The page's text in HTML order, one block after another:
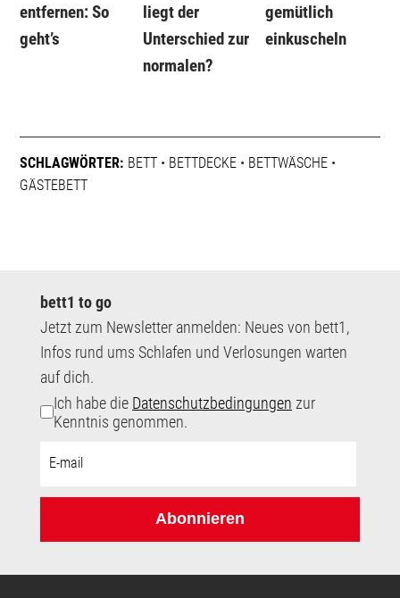
entfernen: So
geht’s
liegt der
Unterschied zur
normalen?
gemütlich
einkuscheln
SCHLAGWÖRTER: BETT • BETTDECKE • BETTWÄSCHE •
GÄSTEBETT
bett1 to go
Jetzt zum Newsletter anmelden: Neues von bett1,
Infos rund ums Schlafen und Verlosungen warten
auf dich.
Ich habe die Datenschutzbedingungen zur
Kenntnis genommen.
Mail-
Abonnieren